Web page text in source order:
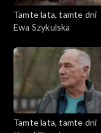
Tamte lata, tamte dni
Ewa Szykulska
Tamte lata, tamte dni